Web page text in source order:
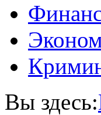
Вы здесь: